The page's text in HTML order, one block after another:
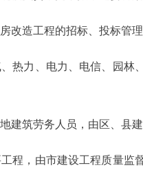
造工程的招标、投标管理
力、电力、电信、园林
筑劳务人员，由区、县建
，由市建设工程质量监